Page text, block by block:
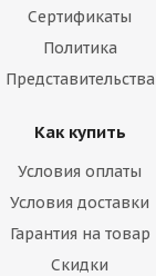
Сертификаты
Политика
Представительства
Как купить
Условия оплаты
Условия доставки
Гарантия на товар
Скидки